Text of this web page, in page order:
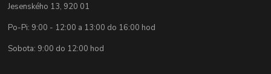
Jesenského 13, 920 01
Po-Pi: 9:00 - 12:00 a 13:00 do 16:00 hod
Sobota: 9:00 do 12:00 hod